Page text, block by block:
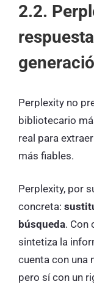
2.2.
Perplexity no
bibliotecario
real para
más fiables.
Perplexity, por
concreta:
búsqueda. Con
sintetiza la
cuenta con una
pero sí con un